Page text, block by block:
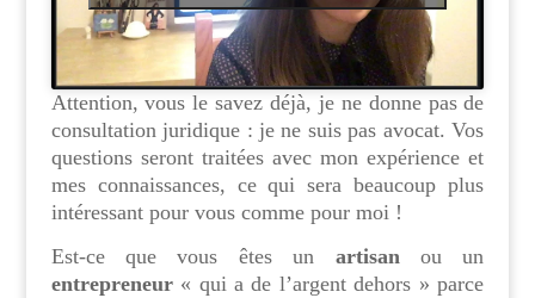
Attention, vous le savez déjà, je ne donne pas de
consultation juridique : je ne suis pas avocat. Vos
questions seront traitées avec mon expérience et
mes connaissances, ce qui sera beaucoup plus
intéressant pour vous comme pour moi !
Est-ce que vous êtes un artisanou un
entrepreneur« qui a de l’argent dehors » parce